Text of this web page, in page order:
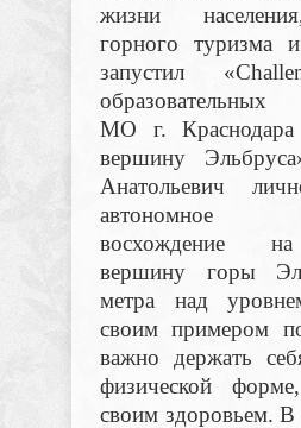
жизни
горного туризма
запустил «
образовательных
МО г.
вершину
Анатольевич
автономное
восхождение
вершину горы
метра над
своим примером
важно держать
физической
своим здоровьем. В